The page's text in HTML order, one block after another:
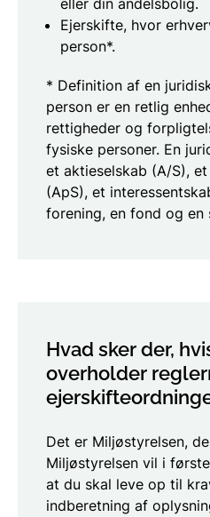
Ejerskifte, hvor
person*.
* Definition af en
person er en retlig
rettigheder og
fysiske personer. En
et aktieselskab (A/S),
(ApS), et
forening, en fond og en
Hvad sker der,
overholder
Det er Miljøstyrelsen,
Miljøstyrelsen vil i
at du skal leve op til
indberetning af